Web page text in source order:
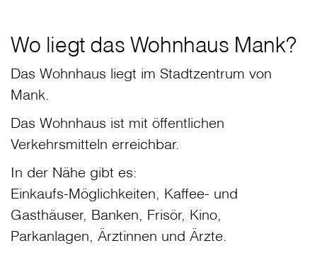
Wo liegt das Wohnhaus Mank?
Das Wohnhaus liegt im Stadtzentrum von
Mank.
Das Wohnhaus ist mit öffentlichen
Verkehrsmitteln erreichbar.
In der Nähe gibt es:
Einkaufs-Möglichkeiten, Kaffee- und
Gasthäuser, Banken, Frisör, Kino,
Parkanlagen, Ärztinnen und Ärzte.